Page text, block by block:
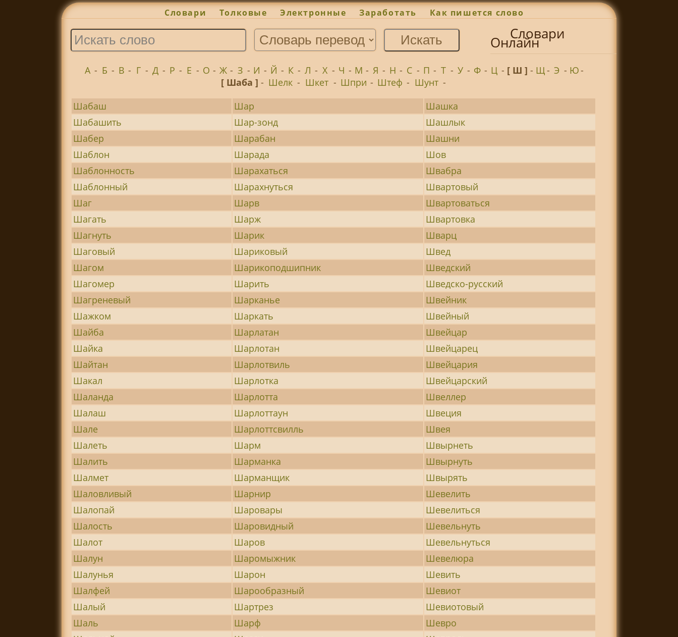
Словари Толковые Электронные Заработать Как пишется слово
Словари
Онлайн
А - Б - В - Г - Д - Р - Е - О - Ж - З - И - Й - К - Л - Х - Ч - М - Я - Н - С - П - Т - У - Ф - Ц - [ Ш ] - Щ- Э - Ю-
[ Шаба ] - Шелк - Шкет - Шпри - Штеф - Шунт -
Шабаш
Шар
Шашка
Шабашить
Шар-зонд
Шашлык
Шабер
Шарабан
Шашни
Шаблон
Шарада
Шов
Шаблонность
Шарахаться
Швабра
Шаблонный
Шарахнуться
Швартовый
Шаг
Шарв
Швартоваться
Шагать
Шарж
Швартовка
Шагнуть
Шарик
Шварц
Шаговый
Шариковый
Швед
Шагом
Шарикоподшипник
Шведский
Шагомер
Шарить
Шведско-русский
Шагреневый
Шарканье
Швейник
Шажком
Шаркать
Швейный
Шайба
Шарлатан
Швейцар
Шайка
Шарлотан
Швейцарец
Шайтан
Шарлотвиль
Швейцария
Шакал
Шарлотка
Швейцарский
Шаланда
Шарлотта
Швеллер
Шалаш
Шарлоттаун
Швеция
Шале
Шарлоттсвилль
Швея
Шалеть
Шарм
Швырнеть
Шалить
Шарманка
Швырнуть
Шалмет
Шарманщик
Швырять
Шаловливый
Шарнир
Шевелить
Шалопай
Шаровары
Шевелиться
Шалость
Шаровидный
Шевельнуть
Шалот
Шаров
Шевельнуться
Шалун
Шаромыжник
Шевелюра
Шалунья
Шарон
Шевить
Шалфей
Шарообразный
Шевиот
Шалый
Шартрез
Шевиотовый
Шаль
Шарф
Шевро